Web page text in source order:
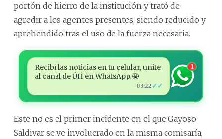
portón de hierro de la institución y trató de
agredir a los agentes presentes, siendo reducido y
aprehendido tras el uso de la fuerza necesaria.
Recibí las noticias en tu celular, unite
al canal de ÚH en WhatsApp 🤩
03:22 ✓✓
1
Este no es el primer incidente en el que Gayoso
Saldivar se ve involucrado en la misma comisaría,